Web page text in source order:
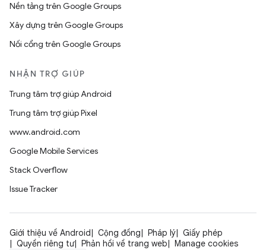
Nền tảng trên Google Groups
Xây dựng trên Google Groups
Nối cổng trên Google Groups
NHẬN TRỢ GIÚP
Trung tâm trợ giúp Android
Trung tâm trợ giúp Pixel
www.android.com
Google Mobile Services
Stack Overflow
Issue Tracker
Giới thiệu về Android Cộng đồng Pháp lý
Giấy phép
Quyền riêng tư
Phản hồi về trang web Manage cookies